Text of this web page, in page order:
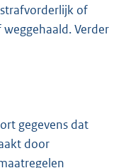
of
Verder
gegevens dat
door